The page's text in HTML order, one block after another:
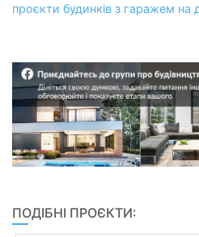
проєкти будинків з гаражем на
ПОДІБНІ ПРОЄКТИ: